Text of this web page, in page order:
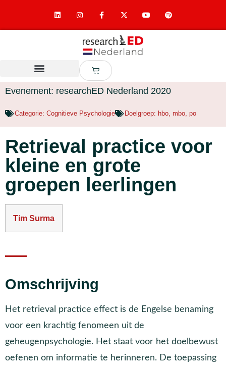
Evenement: researchED Nederland 2020
Categorie: Cognitieve Psychologie Doelgroep: hbo mbo po
Retrieval practice voor
kleine en grote
groepen leerlingen
Tim Surma
Omschrijving
Het retrieval practice effect is de Engelse benaming
voor een krachtig fenomeen uit de
geheugenpsychologie. Het staat voor het doelbewust
oefenen om informatie te herinneren. De toepassing